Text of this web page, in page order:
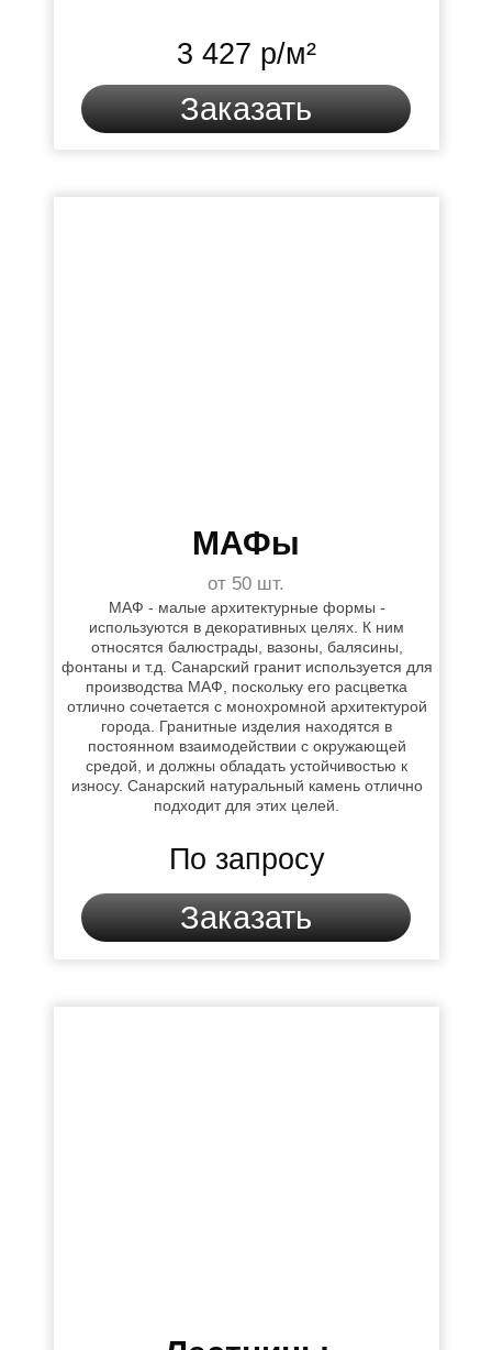
Заказать
3 427 р/м²
Заказать
По запросу
от 50 шт.
МАФ - малые архитектурные формы -
используются в декоративных целях. К ним
относятся балюстрады, вазоны, балясины,
фонтаны и т.д. Санарский гранит используется для
производства МАФ, поскольку его расцветка
отлично сочетается с монохромной архитектурой
города. Гранитные изделия находятся в
постоянном взаимодействии с окружающей
средой, и должны обладать устойчивостью к
износу. Санарский натуральный камень отлично
подходит для этих целей.
МАФы